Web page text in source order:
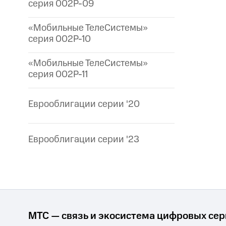
серия 002P-09
«Мобильные ТелеСистемы»
серия 002P-10
«Мобильные ТелеСистемы»
серия 002P-11
Еврооблигации серии '20
Еврооблигации серии '23
МТС — связь и экосистема цифровых